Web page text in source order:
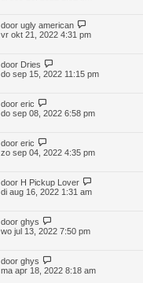
door ugly american
vr okt 21, 2022 4:31 pm
door Dries
do sep 15, 2022 11:15 pm
door eric
do sep 08, 2022 6:58 pm
door eric
zo sep 04, 2022 4:35 pm
door H Pickup Lover
di aug 16, 2022 1:31 am
door ghys
wo jul 13, 2022 7:50 pm
door ghys
ma apr 18, 2022 8:18 am